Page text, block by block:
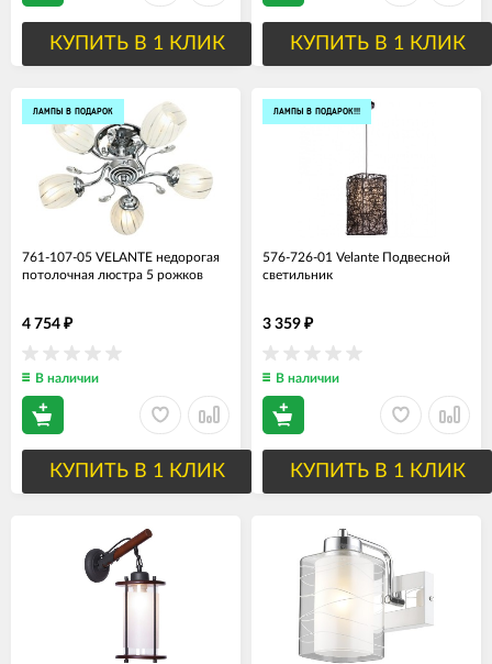
КУПИТЬ В 1 КЛИК КУПИТЬ В 1 КЛИК
ЛАМПЫ В ПОДАРОК
761-107-05 VELANTE недорогая
потолочная люстра 5 рожков
4 754 ₽
В наличии
КУПИТЬ В 1 КЛИК
ЛАМПЫ В ПОДАРОК!!!
576-726-01 Velante Подвесной
светильник
3 359 ₽
В наличии
КУПИТЬ В 1 КЛИК